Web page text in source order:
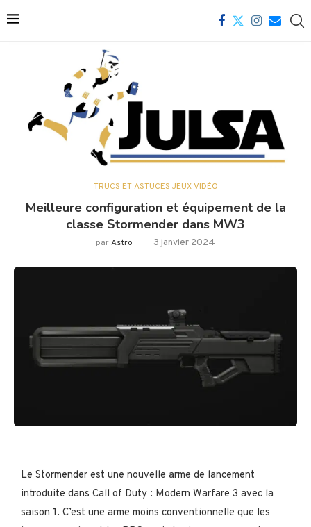
TRUCS ET ASTUCES JEUX VIDÉO
Meilleure configuration et équipement de la
classe Stormender dans MW3
parAstro 3 janvier 2024
Le Stormender est une nouvelle arme de lancement
introduite dans Call of Duty : Modern Warfare 3 avec la
saison 1. C’est une arme moins conventionnelle que les